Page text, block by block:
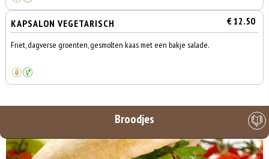
KAPSALON VEGETARISCH € 12.50
Friet, dagverse groenten, gesmolten kaas met een bakje salade.
Broodjes